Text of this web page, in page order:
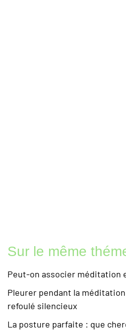
Sur le même
Peut-on associer méditation
Pleurer pendant la
refoulé silencieux
La posture parfaite : que